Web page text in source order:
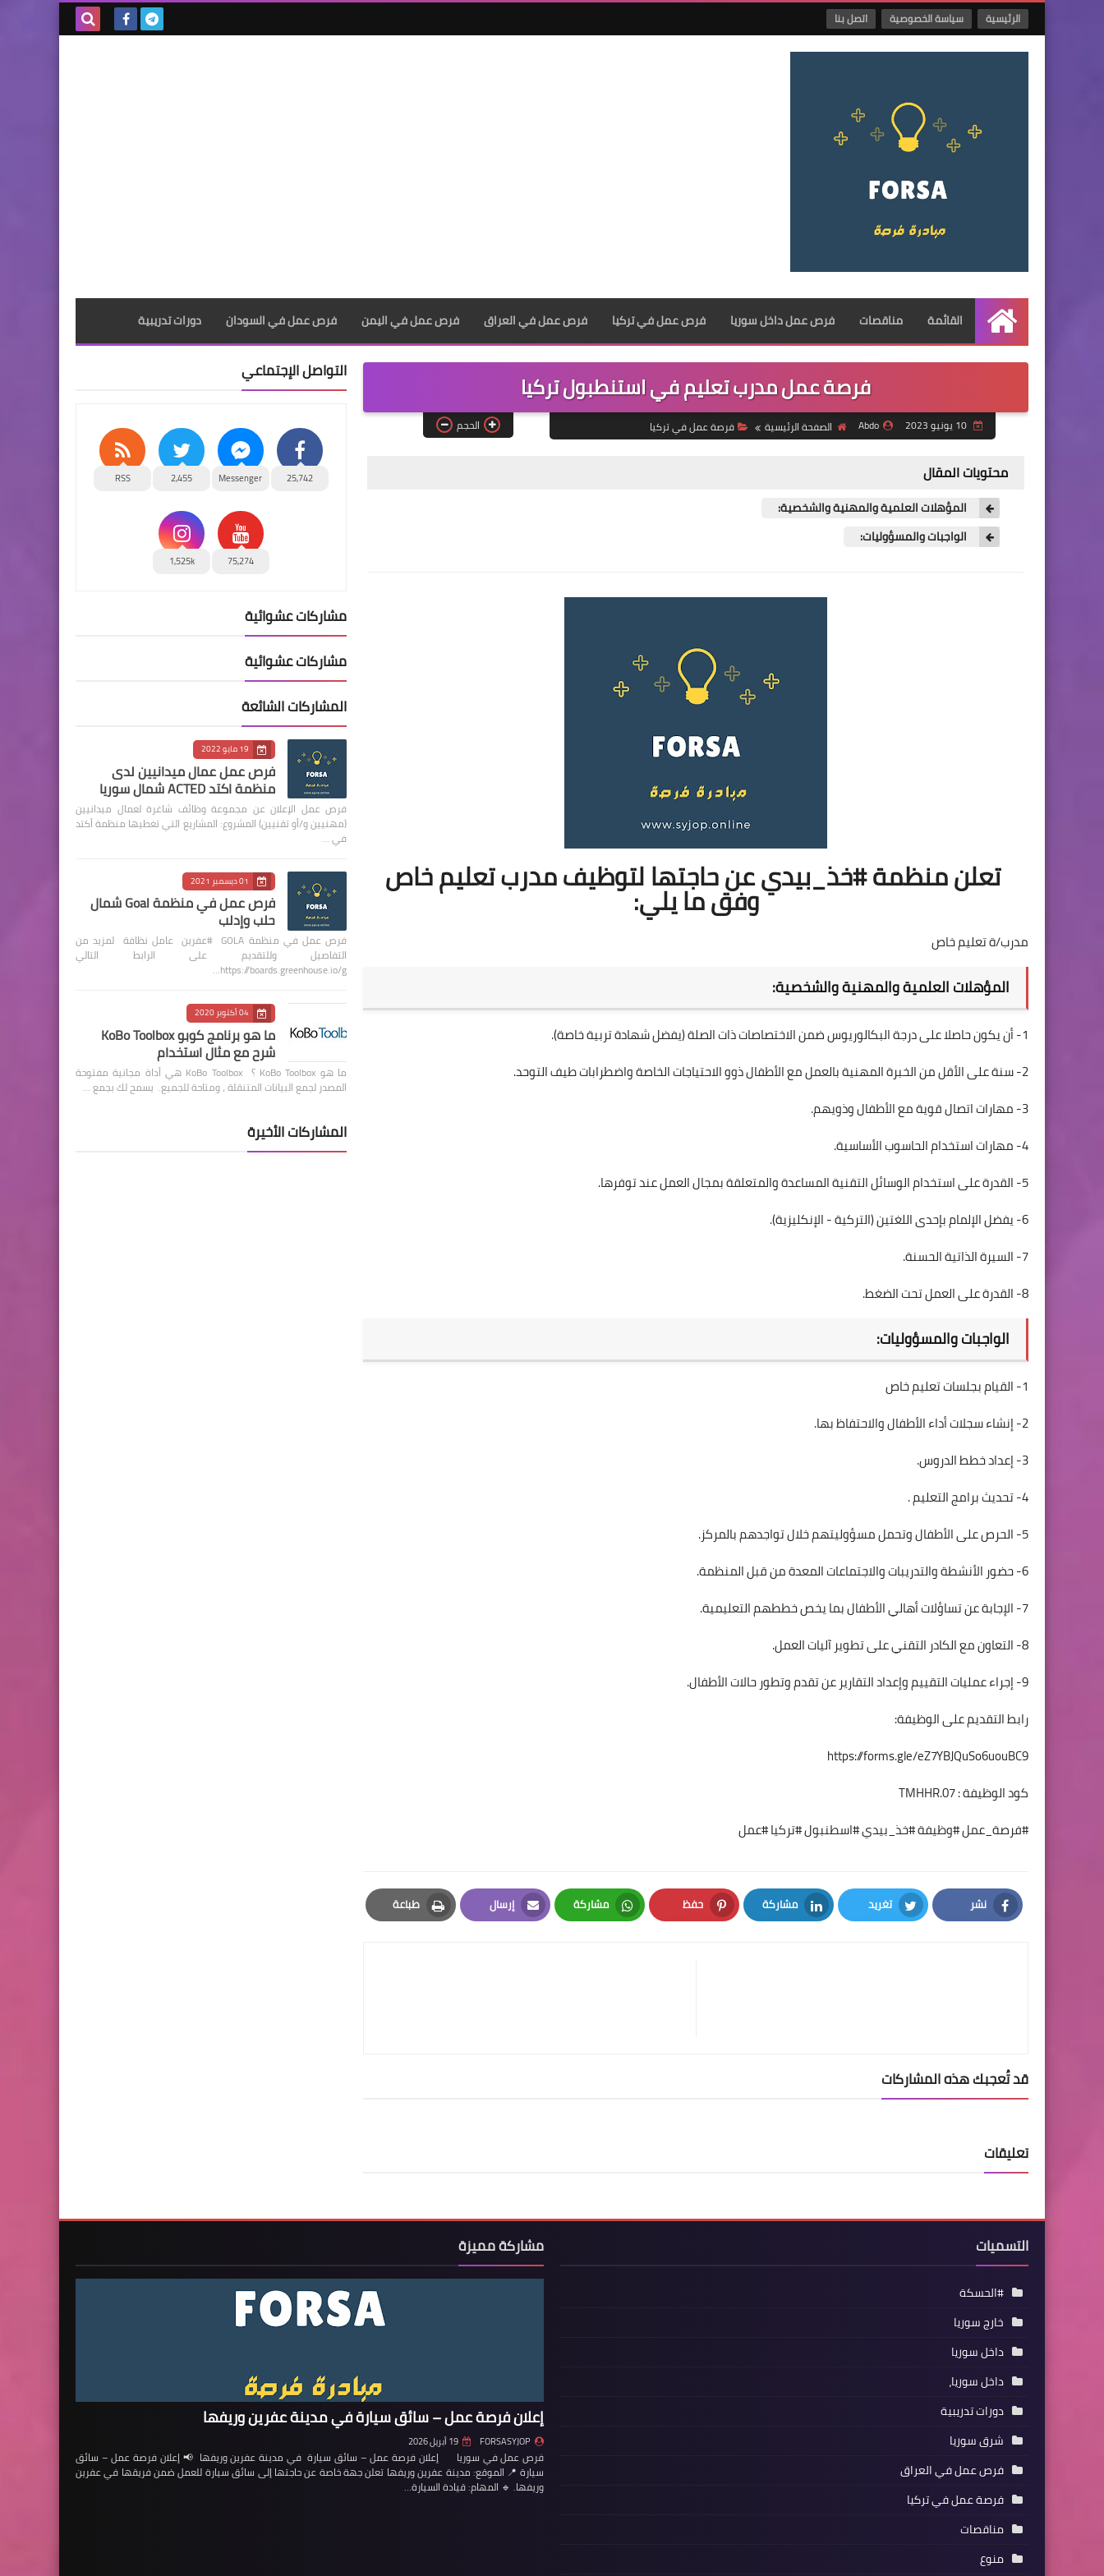
الرئيسية سياسة الخصوصية اتصل بنا
الرئيسية
القائمة مناقصات فرص عمل داخل سوريا فرص عمل في تركيا فرص عمل في العراق فرص عمل في اليمن فرص عمل في السودان دورات تدريبية
فرصة عمل مدرب تعليم في استنطبول تركيا
10 يونيو 2023 Abdo الصفحة الرئيسية فرصة عمل في تركيا الحجم
محتويات المقال
المؤهلات العلمية والمهنية والشخصية:
الواجبات والمسؤوليات:
تعلن منظمة #خذ_بيدي عن حاجتها لتوظيف مدرب تعليم خاص
وفق ما يلي:
مدرب/ة تعليم خاص
المؤهلات العلمية والمهنية والشخصية:
1- أن يكون حاصلا على درجة البكالوريوس ضمن الاختصاصات ذات الصلة (يفضل شهادة تربية خاصة).
2- سنة على الأقل من الخبرة المهنية بالعمل مع الأطفال ذوو الاحتياجات الخاصة واضطرابات طيف التوحد.
3- مهارات اتصال قوية مع الأطفال وذويهم.
4- مهارات استخدام الحاسوب الأساسية.
5- القدرة على استخدام الوسائل التقنية المساعدة والمتعلقة بمجال العمل عند توفرها.
6- يفضل الإلمام بإحدى اللغتين (التركية - الإنكليزية).
7- السيرة الذاتية الحسنة.
8- القدرة على العمل تحت الضغط.
الواجبات والمسؤوليات:
1- القيام بجلسات تعليم خاص
2- إنشاء سجلات أداء الأطفال والاحتفاظ بها.
3- إعداد خطط الدروس.
4- تحديث برامج التعليم .
5- الحرص على الأطفال وتحمل مسؤوليتهم خلال تواجدهم بالمركز.
6- حضور الأنشطة والتدريبات والاجتماعات المعدة من قبل المنظمة.
7- الإجابة عن تساؤلات أهالي الأطفال بما يخص خططهم التعليمية.
8- التعاون مع الكادر التقني على تطوير آليات العمل.
9- إجراء عمليات التقييم وإعداد التقارير عن تقدم وتطور حالات الأطفال.
رابط التقديم على الوظيفة:
https://forms.gle/eZ7YBJQuSo6uouBC9
كود الوظيفة : TMHHR.07
#فرصة_عمل #وظيفة #خذ_بيدي #اسطنبول #تركيا #عمل
نشر
Facebook
تغريد
Twitter
مشاركة
LinkedIn
حفظ
Pinterest
مشاركة
Whatsapp
إرسال
Email
طباعة
Print
قد تُعجبك هذه المشاركات
تعليقات
التواصل الإجتماعي
25,742
Messenger
2,455
RSS
75,274
1,525k
مشاركات عشوائية
مشاركات عشوائية
المشاركات الشائعة
19 مايو 2022
فرص عمل عمال ميدانيين لدى
منظمة اكتد ACTED شمال سوريا
فرص عمل الإعلان عن مجموعة وظائف شاغرة لعمال ميدانيين
(مهنيين و/أو تقنيين) المشروع: المشاريع التي تغطيها منظمة أكتد
في …
01 ديسمبر 2021
فرص عمل في منظمة Goal شمال
حلب وإدلب
فرص عمل في منظمة GOLA #عفرين عامل نظافة لمزيد من
التفاصيل وللتقديم على الرابط التالي
https://boards.greenhouse.io/g…
04 أكتوبر 2020
ما هو برنامج كوبو KoBo Toolbox
شرح مع مثال استخدام
ما هو KoBo Toolbox ؟ KoBo Toolbox هي أداة مجانية مفتوحة
المصدر لجمع البيانات المتنقلة ، ومتاحة للجميع. يسمح لك بجمع …
المشاركات الأخيرة
التسميات
#الحسكة
خارج سوريا
داخل سوريا
داخل سوريا،
دورات تدريبية
شرق سوريا
فرص عمل في العراق
فرصة عمل في تركيا
مناقصات
منوع
مشاركة مميزة
إعلان فرصة عمل – سائق سيارة في مدينة عفرين وريفها
FORSASYJOP 19 أبريل 2026
فرص عمل في سوريا إعلان فرصة عمل – سائق سيارة في مدينة عفرين وريفها 📢 إعلان فرصة عمل – سائق
سيارة 📍 الموقع: مدينة عفرين وريفها تعلن جهة خاصة عن حاجتها إلى سائق سيارة للعمل ضمن فريقها في عفرين
وريفها. 🔹 المهام: قيادة السيارة…